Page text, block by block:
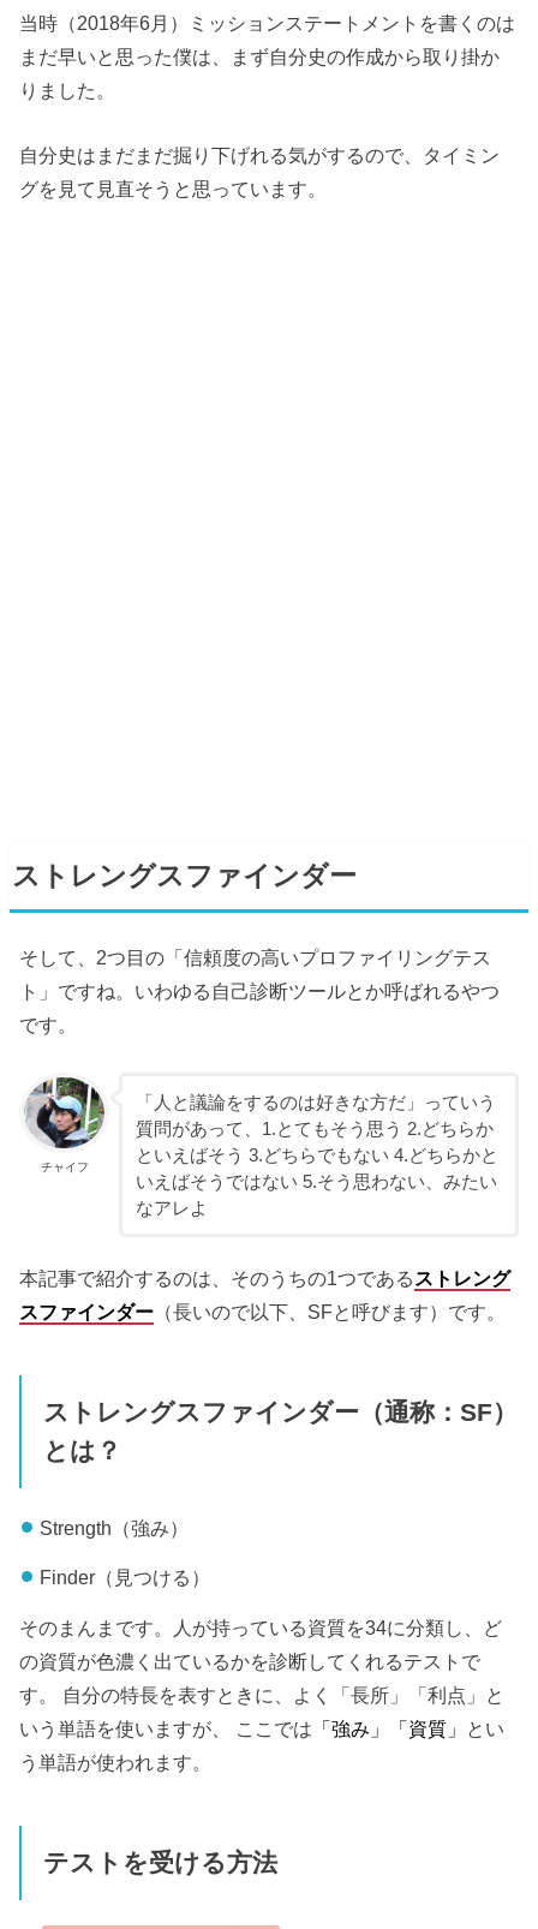
当時（2018年6月）ミッションステートメントを書くのは
まだ早いと思った僕は、まず自分史の作成から取り掛か
りました。
自分史はまだまだ掘り下げれる気がするので、タイミン
グを見て見直そうと思っています。
ストレングスファインダー
そして、2つ目の「信頼度の高いプロファイリングテス
ト」ですね。いわゆる自己診断ツールとか呼ばれるやつ
です。
チャイフ
「人と議論をするのは好きな方だ」っていう
質問があって、1.とてもそう思う 2.どちらか
といえばそう 3.どちらでもない 4.どちらかと
いえばそうではない 5.そう思わない、みたい
なアレよ
本記事で紹介するのは、そのうちの1つである ストレング
スファインダー （長いので以下、SFと呼びます）です。
ストレングスファインダー（通称：SF）
とは？
Strength（強み）
Finder（見つける）
そのまんまです。人が持っている資質を34に分類し、ど
の資質が色濃く出ているかを診断してくれるテストで
す。 自分の特長を表すときに、よく「長所」「利点」と
いう単語を使いますが、 ここでは 「強み」「資質」 とい
う単語が使われます。
テストを受ける方法